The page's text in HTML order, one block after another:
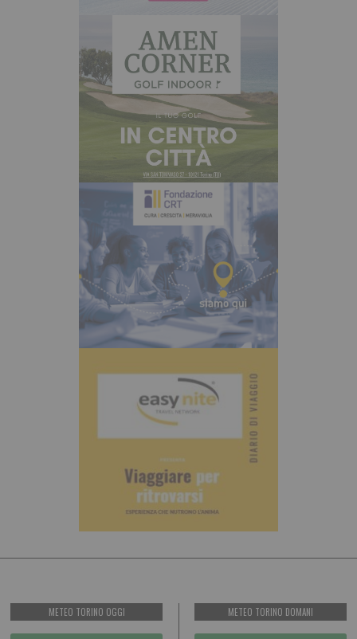
METEO TORINO OGGI METEO TORINO DOMANI